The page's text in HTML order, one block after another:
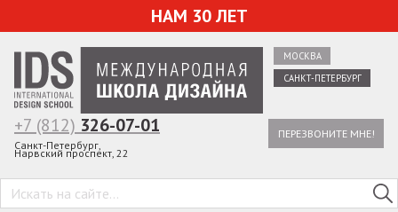
НАМ 30 ЛЕТ
МОСКВА
САНКТ-ПЕТЕРБУРГ
ПЕРЕЗВОНИТЕ МНЕ!
+7 (812) 326-07-01
Санкт-Петербург,
Нарвский проспект, 22